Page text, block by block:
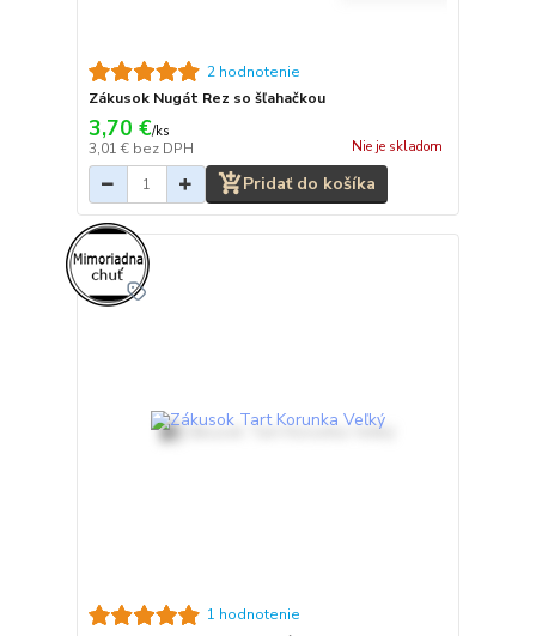
2 hodnotenie
Zákusok Nugát Rez so šľahačkou
3,70 €/ks
3,01 € bez DPH Nie je skladom
Pridať do košíka
1 hodnotenie